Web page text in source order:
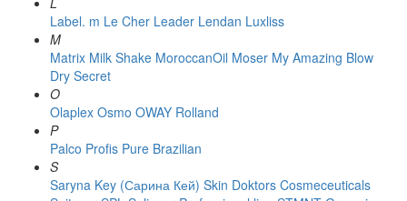
Label. m Le Cher Leader Lendan Luxliss
M
Matrix Milk Shake MoroccanOil Moser My Amazing Blow
Dry Secret
O
Olaplex Osmo OWAY Rolland
P
Palco Profis Pure Brazilian
S
Saryna Key (Сарина Кей) Skin Doktors Cosmeceuticals